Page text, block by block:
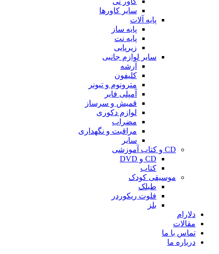
سایر کاورها
پایه آلات
پایه ساز
پایه نت
زیرپایی
سایر لوازم جانبی
آرشه
کلیفون
مترونوم و تیونر
آمپلی فایر
قمیش و سرساز
لوازم دکوری
مضراب
مراقبت و نگهداری
سایر
CD و کتاب آموزشی
CD و DVD
کتاب
موسیقی کودک
طبلک
فلوت ریکوردر
بلز
دلارام
مقالات
تماس با ما
درباره ما